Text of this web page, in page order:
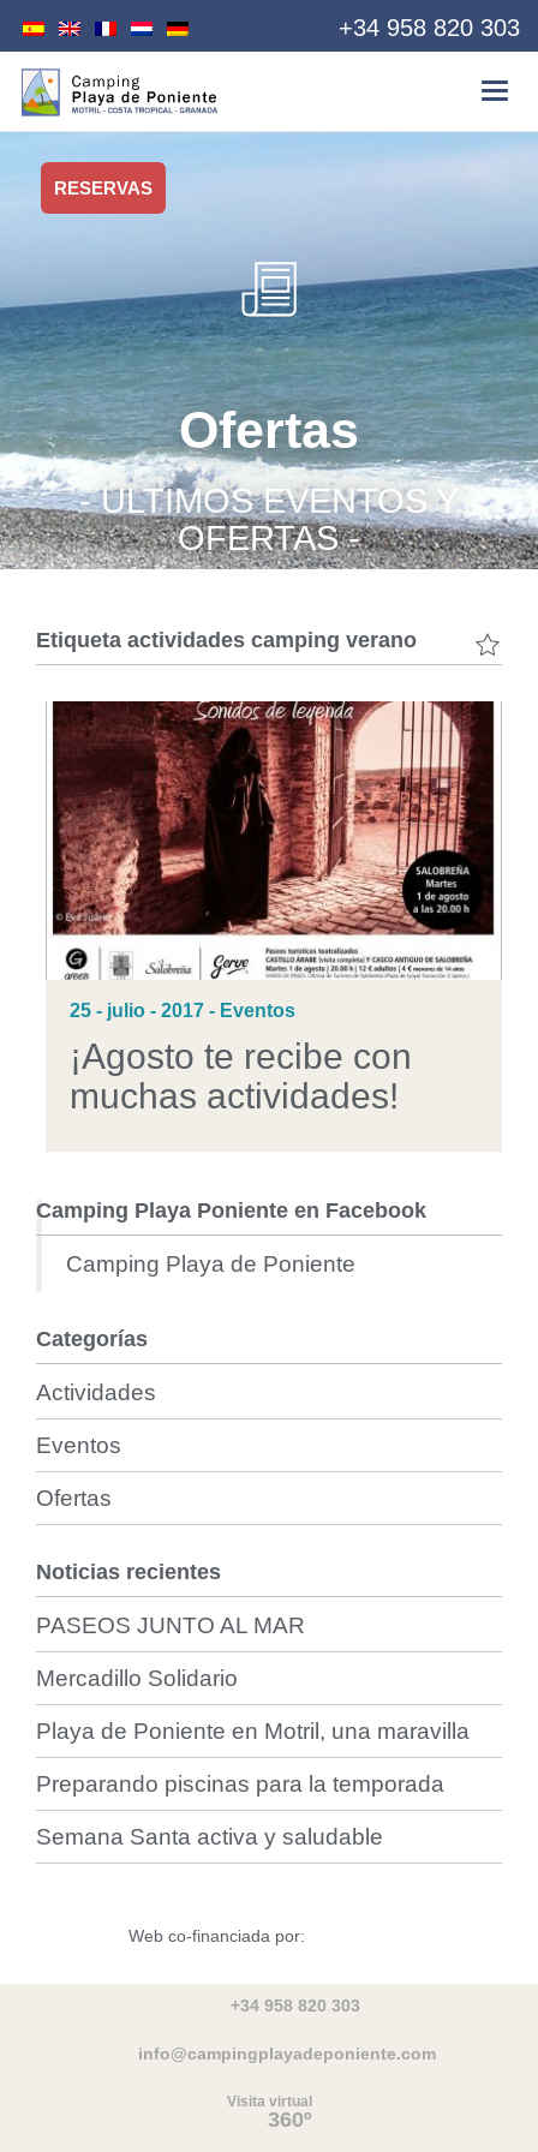
+34 958 820 303
RESERVAS
Ofertas
- ÚLTIMOS EVENTOS Y
OFERTAS -
Etiqueta actividades camping verano
25 - julio - 2017 - Eventos
¡Agosto te recibe con
muchas actividades!
Camping Playa Poniente en Facebook
Camping Playa de Poniente
Categorías
Actividades
Eventos
Ofertas
Noticias recientes
PASEOS JUNTO AL MAR
Mercadillo Solidario
Playa de Poniente en Motril, una maravilla
Preparando piscinas para la temporada
Semana Santa activa y saludable
Web co-financiada por:
+34 958 820 303
info@campingplayadeponiente.com
Visita virtual
360º